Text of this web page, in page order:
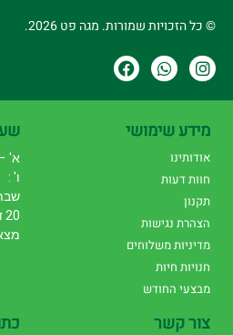
© כל הזכויות שמורות. מגה פט 2026.
מידע שימושי
אודותינו
חוות דעות
תקנון
הצהרת נגישות
מדיניות משלוחים
חנויות חיות
מבצעי החודש
א' – ה' :
ו' : 8:00 – 15:00
20 דקות
צור קשר